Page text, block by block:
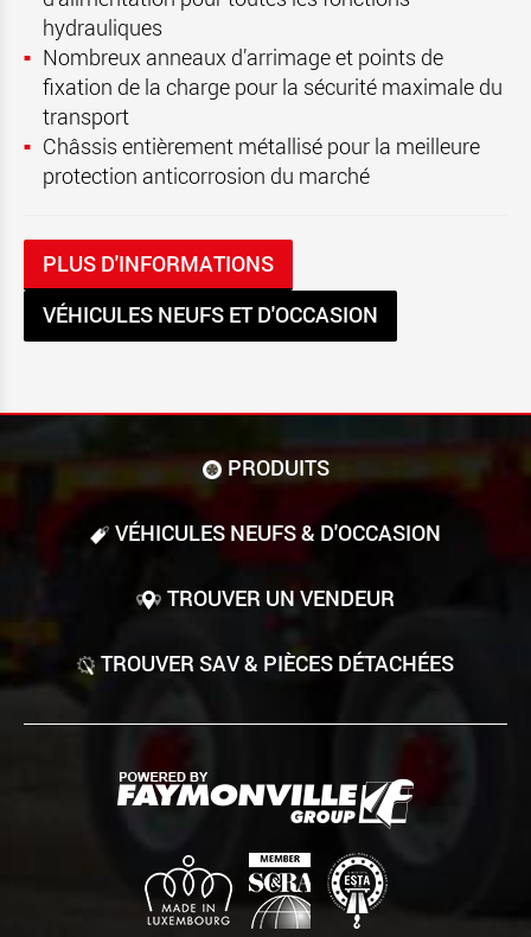
hydrauliques
Nombreux anneaux d’arrimage et points de
fixation de la charge pour la sécurité maximale du
transport
Châssis entièrement métallisé pour la meilleure
protection anticorrosion du marché
PLUS D'INFORMATIONS
VÉHICULES NEUFS ET D'OCCASION
PRODUITS
VÉHICULES NEUFS & D'OCCASION
TROUVER UN VENDEUR
TROUVER SAV & PIÈCES DÉTACHÉES